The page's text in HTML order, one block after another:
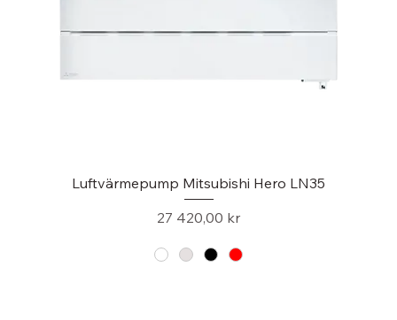
Luftvärmepump Mitsubishi Hero LN35
Pris
27 420,00 kr